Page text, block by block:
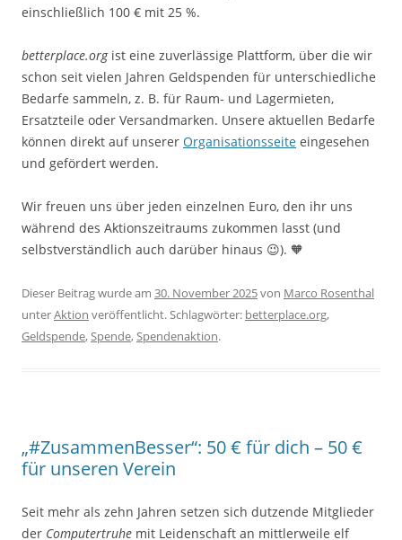
einschließlich 100 € mit 25 %.
betterplace.orgist eine zuverlässige Plattform, über die wir
schon seit vielen Jahren Geldspenden für unterschiedliche
Bedarfe sammeln, z. B. für Raum- und Lagermieten,
Ersatzteile oder Versandmarken. Unsere aktuellen Bedarfe
können direkt auf unserer Organisationsseite eingesehen
und gefördert werden.
Wir freuen uns über jeden einzelnen Euro, den ihr uns
während des Aktionszeitraums zukommen lasst (und
selbstverständlich auch darüber hinaus 😉). 🧡
Dieser Beitrag wurde am 30. November 2025von Marco Rosenthal
unterAktion veröffentlicht. Schlagwörter: betterplace.org,
Geldspende,Spende,Spendenaktion.
„#ZusammenBesser“: 50 € für dich – 50 €
für unseren Verein
Seit mehr als zehn Jahren setzen sich dutzende Mitglieder
der Computertruhe mit Leidenschaft an mittlerweile elf